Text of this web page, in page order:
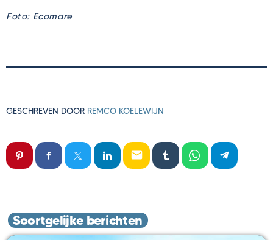
Foto: Ecomare
GESCHREVEN DOOR REMCO KOELEWIJN
email
Soortgelijke berichten